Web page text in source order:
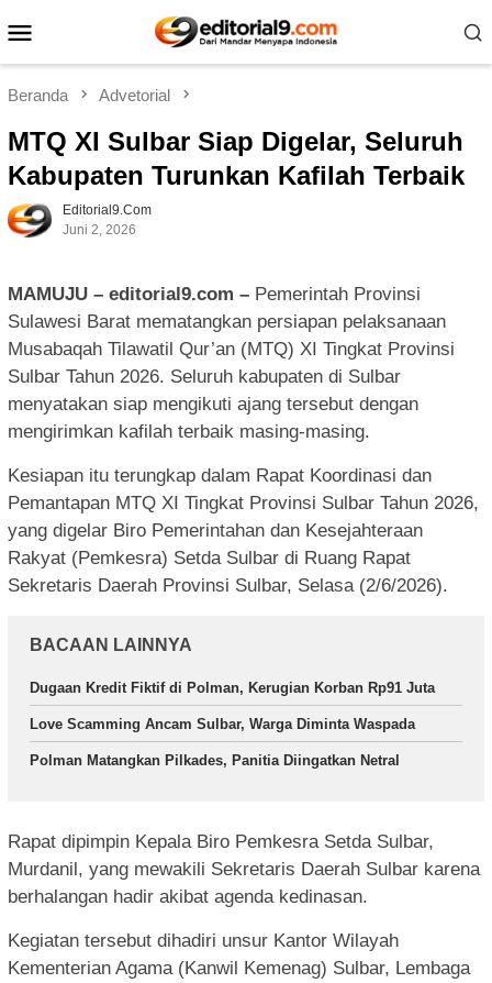
ke
Mobile
Beranda Advetorial
MTQ XI Sulbar Siap Digelar, Seluruh
Kabupaten Turunkan Kafilah Terbaik
Editorial9.com
Juni 2, 2026
MAMUJU – editorial9.com – Pemerintah Provinsi
Sulawesi Barat mematangkan persiapan pelaksanaan
Musabaqah Tilawatil Qur’an (MTQ) XI Tingkat Provinsi
Sulbar Tahun 2026. Seluruh kabupaten di Sulbar
menyatakan siap mengikuti ajang tersebut dengan
mengirimkan kafilah terbaik masing-masing.
Kesiapan itu terungkap dalam Rapat Koordinasi dan
Pemantapan MTQ XI Tingkat Provinsi Sulbar Tahun 2026,
yang digelar Biro Pemerintahan dan Kesejahteraan
Rakyat (Pemkesra) Setda Sulbar di Ruang Rapat
Sekretaris Daerah Provinsi Sulbar, Selasa (2/6/2026).
BACAAN LAINNYA
Dugaan Kredit Fiktif di Polman, Kerugian Korban Rp91 Juta
Love Scamming Ancam Sulbar, Warga Diminta Waspada
Polman Matangkan Pilkades, Panitia Diingatkan Netral
Rapat dipimpin Kepala Biro Pemkesra Setda Sulbar,
Murdanil, yang mewakili Sekretaris Daerah Sulbar karena
berhalangan hadir akibat agenda kedinasan.
Kegiatan tersebut dihadiri unsur Kantor Wilayah
Kementerian Agama (Kanwil Kemenag) Sulbar, Lembaga